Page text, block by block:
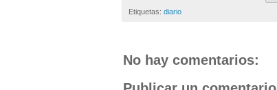
Etiquetas: diario
No hay comentarios: